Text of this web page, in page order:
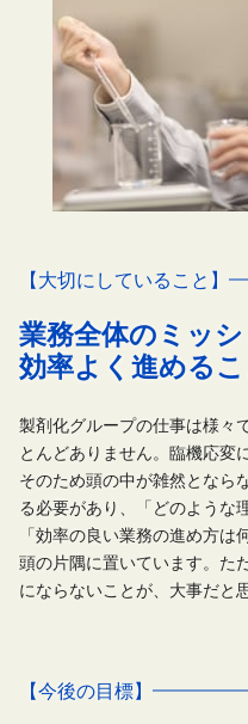
【大切にしていること】
業務全体のミッシ
効率よく進めるこ
製剤化グループの仕事は様々
とんどありません。臨機応変
そのため頭の中が雑然となら
る必要があり、「どのような
「効率の良い業務の進め方
頭の片隅に置いています。た
にならないことが、大事だと
【今後の目標】